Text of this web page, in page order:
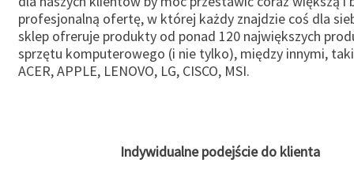
profesjonalną ofertę, w której każdy znajdzie coś dla
sklep ofreruje produkty od ponad 120 największych
sprzętu komputerowego (i nie tylko), między innymi,
ACER, APPLE, LENOVO, LG, CISCO, MSI.
Indywidualne podejście do klienta